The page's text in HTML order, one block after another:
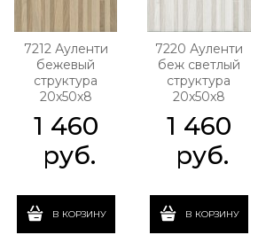
7212 Ауленти
бежевый
структура
20x50x8
1 460
руб.
В КОРЗИНУ
7220 Ауленти
беж светлый
структура
20x50x8
1 460
руб.
В КОРЗИНУ